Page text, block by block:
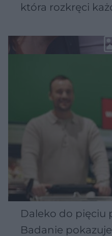
która rozkręci
Daleko do pięciu
Badanie